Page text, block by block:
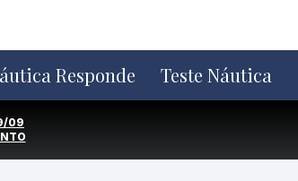
Responde Teste Náutica
09